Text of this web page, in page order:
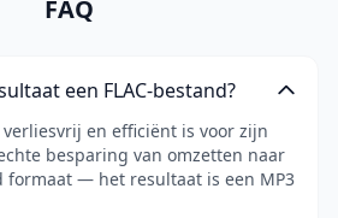
FAQ
een FLAC-bestand?
verliesvrij en efficiënt is voor zijn
besparing van omzetten naar
formaat — het resultaat is een MP3